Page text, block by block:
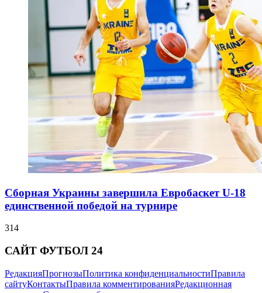
Сборная Украины завершила Евробаскет U-18
единственной победой на турнире
314
САЙТ ФУТБОЛ 24
РедакцияПрогнозыПолитика конфиденциальностиПравила
сайтуКонтактыПравила комментированияРедакционная